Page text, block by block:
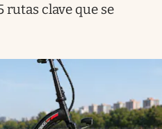
rutas clave que se